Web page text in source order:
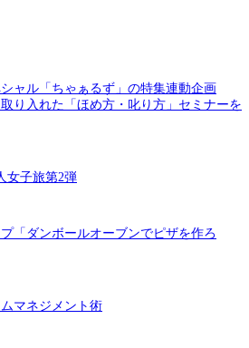
ャル「ちゃぁるず」の特集連動企画
り入れた「ほめ方・叱り方」セミナーを
女子旅第2弾
「ダンボールオーブンでピザを作ろ
マネジメント術